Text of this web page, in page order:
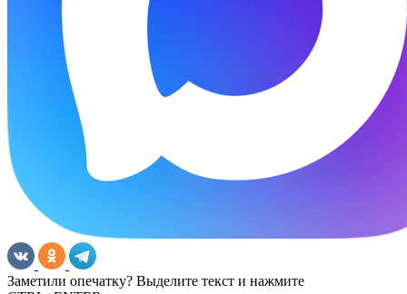
Заметили опечатку? Выделите текст и нажмите